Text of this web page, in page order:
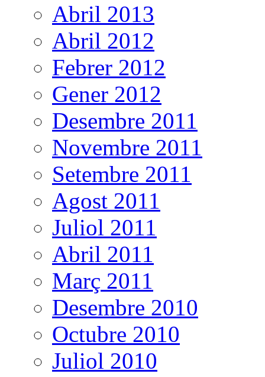
Abril 2013
Abril 2012
Febrer 2012
Gener 2012
Desembre 2011
Novembre 2011
Setembre 2011
Agost 2011
Juliol 2011
Abril 2011
Març 2011
Desembre 2010
Octubre 2010
Juliol 2010